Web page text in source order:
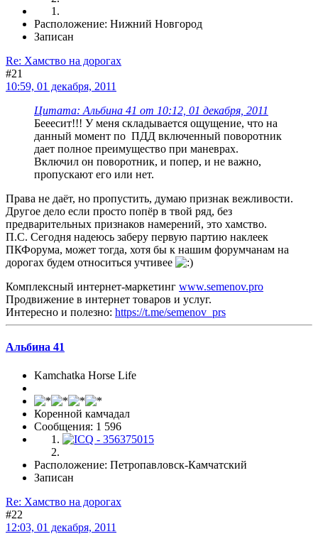
Расположение: Нижний Новгород
Записан
Re: Хамство на дорогах
#21
10:59, 01 декабря, 2011
Цитата: Альбина 41 от 10:12, 01 декабря, 2011
Бееесит!!! У меня складывается ощущение, что на
данный момент по ПДД включенный поворотник
дает полное преимущество при маневрах.
Включил он поворотник, и попер, и не важно,
пропускают его или нет.
Права не даёт, но пропустить, думаю признак вежливости.
Другое дело если просто попёр в твой ряд, без
предварительных признаков намерений, это хамство.
П.С. Сегодня надеюсь заберу первую партию наклеек
ПКФорума, может тогда, хотя бы к нашим форумчанам на
дорогах будем относиться учтивее
Комплексный интернет-маркетинг www.semenov.pro
Продвижение в интернет товаров и услуг.
Интересно и полезно: https://t.me/semenov_prs
Альбина 41
Kamchatka Horse Life
Коренной камчадал
Сообщения: 1 596
Расположение: Петропавловск-Камчатский
Записан
Re: Хамство на дорогах
#22
12:03, 01 декабря, 2011